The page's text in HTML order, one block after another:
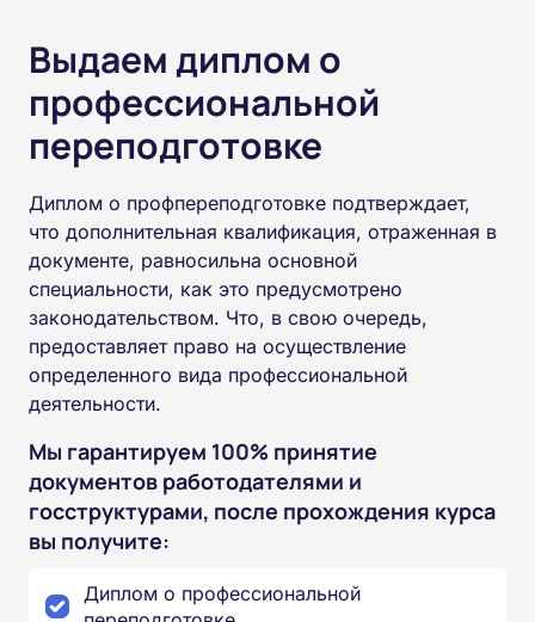
Выдаем диплом о
профессиональной
переподготовке
Диплом о профпереподготовке подтверждает,
что дополнительная квалификация, отраженная в
документе, равносильна основной
специальности, как это предусмотрено
законодательством. Что, в свою очередь,
предоставляет право на осуществление
определенного вида профессиональной
деятельности.
Мы гарантируем 100% принятие
документов работодателями и
госструктурами, после прохождения курса
вы получите:
Диплом о профессиональной